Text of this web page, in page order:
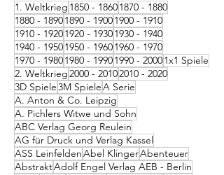
1. Weltkrieg 1850 - 18601870 - 1880
1880 - 18901890 - 19001900 - 1910
1910 - 19201920 - 19301930 - 1940
1940 - 19501950 - 19601960 - 1970
1970 - 19801980 - 19901990 - 20001x1 Spiele
2. Weltkrieg2000 - 20102010 - 2020
3D Spiele3M SpieleA Serie
A. Anton & Co. Leipzig
A. Pichlers Witwe und Sohn
ABC Verlag Georg Reulein
AG für Druck und Verlag Kassel
ASS LeinfeldenAbel KlingerAbenteuer
AbstraktAdolf Engel Verlag AEB - Berlin